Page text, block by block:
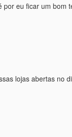
por eu ficar um bom
lojas abertas no